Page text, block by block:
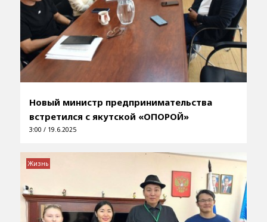
Новый министр предпринимательства
встретился с якутской «ОПОРОЙ»
3:00 / 19.6.2025
Жизнь